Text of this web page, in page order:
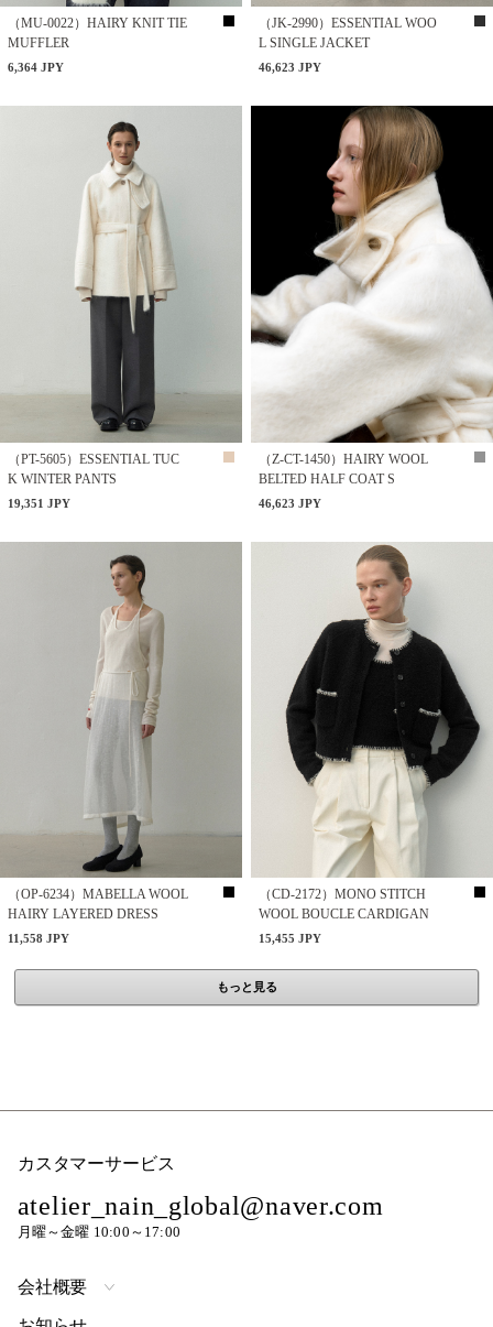
（MU-0022）HAIRY KNIT TIE
MUFFLER
6,364 JPY
（JK-2990）ESSENTIAL WOO
L SINGLE JACKET
46,623 JPY
（PT-5605）ESSENTIAL TUC
K WINTER PANTS
19,351 JPY
（Z-CT-1450）HAIRY WOOL
BELTED HALF COAT S
46,623 JPY
（OP-6234）MABELLA WOOL
HAIRY LAYERED DRESS
11,558 JPY
（CD-2172）MONO STITCH
WOOL BOUCLE CARDIGAN
15,455 JPY
もっと見る
カスタマーサービス
atelier_nain_global@naver.com
月曜～金曜 10:00～17:00
会社概要